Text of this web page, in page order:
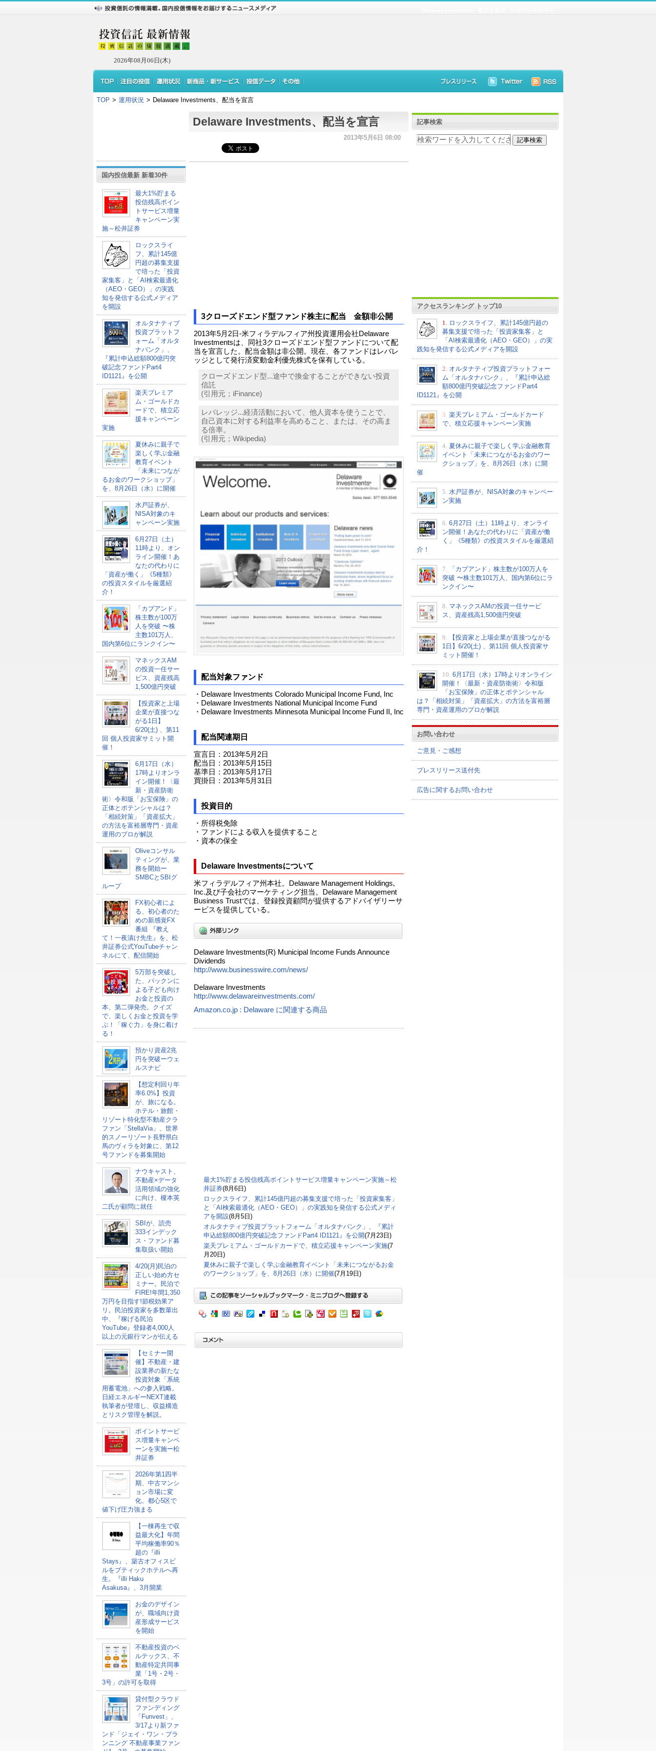
2026年08月06日(木)
TOP > 運用状況 > Delaware Investments、配当を宣言
国内投信最新 新着30件
最大1%貯まる
投信残高ポイン
トサービス増量
キャンペーン実
施～松井証券
ロックスライ
フ、累計145億
円超の募集支援
で培った「投資
家集客」と「AI検索最適化
（AEO・GEO）」の実践
知を発信する公式メディア
を開設
オルタナティブ
投資プラットフ
ォーム「オルタ
ナバンク」、
『累計申込総額800億円突
破記念ファンドPart4
ID1121』を公開
楽天プレミア
ム・ゴールドカ
ードで、積立応
援キャンペーン
実施
夏休みに親子で
楽しく学ぶ金融
教育イベント
「未来につなが
るお金のワークショップ」
を、8月26日（水）に開催
水戸証券が、
NISA対象のキ
ャンペーン実施
6月27日（土）
11時より、オン
ライン開催！あ
なたの代わりに
「資産が働く」《5種類》
の投資スタイルを厳選紹
介！
「カブアンド」
株主数が100万
人を突破 〜株
主数101万人、
国内第6位にランクイン〜
マネックスAM
の投資一任サー
ビス、資産残高
1,500億円突破
【投資家と上場
企業が直接つな
がる1日】
6/20(土) 、第11
回 個人投資家サミット開
催！
6月17日（水）
17時よりオンラ
イン開催！〈最
新・資産防衛
術〉令和版「お宝保険」の
正体とポテンシャルは？
「相続対策」「資産拡大」
の方法を富裕層専門・資産
運用のプロが解説
Oliveコンサル
ティングが、業
務を開始ー
SMBCとSBIグ
ループ
FX初心者によ
る、初心者のた
めの新感覚FX
番組 『教え
て！一夜漬け先生』を、松
井証券公式YouTubeチャン
ネルにて、配信開始
5万部を突破し
た、パックンに
よる子ども向け
お金と投資の
本、第二弾発売。クイズ
で、楽しくお金と投資を学
ぶ！「稼ぐ力」を身に着け
る！
預かり資産2兆
円を突破ーウェ
ルスナビ
【想定利回り年
率6.0%】投資
が、旅になる。
ホテル・旅館・
リゾート特化型不動産クラ
ファン「StellaVia」、世界
的スノーリゾート長野県白
馬のヴィラを対象に、第12
号ファンドを募集開始
ナウキャスト、
不動産×データ
活用領域の強化
に向け、榎本英
二氏が顧問に就任
SBIが、読売
333インデック
ス・ファンド募
集取扱い開始
4/20(月)民泊の
正しい始め方セ
ミナー。民泊で
FIRE!年間1,350
万円を目指す!節税効果ア
リ。民泊投資家を多数輩出
中、『稼げる民泊
YouTube』登録者4,000人
以上の元銀行マンが伝える
【セミナー開
催】不動産・建
設業界の新たな
投資対象「系統
用蓄電池」への参入戦略。
日経エネルギーNEXT連載
執筆者が登壇し、収益構造
とリスク管理を解説。
ポイントサービ
ス増量キャンペ
ーンを実施ー松
井証券
2026年第1四半
期、中古マンシ
ョン市場に変
化、都心5区で
値下げ圧力強まる
【一棟再生で収
益最大化】年間
平均稼働率90％
超の『illi
Stays』、築古オフィスビ
ルをブティックホテルへ再
生。『illi Haku
Asakusa』、3月開業
お金のデザイン
が、職域向け資
産形成サービス
を開始
不動産投資のベ
ルテックス、不
動産特定共同事
業「1号・2号・
3号」の許可を取得
貸付型クラウド
ファンディング
「Funvest」、
3/17より新ファ
ンド「ジェイ・ワン・プラ
ンニング 不動産事業ファン
Delaware Investments、配当を宣言
2013年5月6日 08:00
3クローズドエンド型ファンド株主に配当 金額非公開
2013年5月2日-米フィラデルフィア州投資運用会社Delaware
Investmentsは、同社3クローズドエンド型ファンドについて配
当を宣言した。配当金額は非公開。現在、各ファンドはレバレ
ッジとして発行済変動金利優先株式を保有している。
クローズドエンド型...途中で換金することができない投資
信託
(引用元；iFinance)
レバレッジ...経済活動において、他人資本を使うことで、
自己資本に対する利益率を高めること、または、その高ま
る倍率。
(引用元；Wikipedia)
配当対象ファンド
・Delaware Investments Colorado Municipal Income Fund, Inc
・Delaware Investments National Municipal Income Fund
・Delaware Investments Minnesota Municipal Income Fund II, Inc
配当関連期日
宣言日：2013年5月2日
配当日：2013年5月15日
基準日：2013年5月17日
買掛日：2013年5月31日
投資目的
・所得税免除
・ファンドによる収入を提供すること
・資本の保全
Delaware Investmentsについて
米フィラデルフィア州本社。Delaware Management Holdings,
Inc.及び子会社のマーケティング担当。Delaware Management
Business Trustでは、登録投資顧問が提供するアドバイザリーサ
ービスを提供している。
Delaware Investments(R) Municipal Income Funds Announce
Dividends
http://www.businesswire.com/news/
Delaware Investments
http://www.delawareinvestments.com/
Amazon.co.jp : Delaware に関連する商品
最大1%貯まる投信残高ポイントサービス増量キャンペーン実施～松
井証券(8月6日)
ロックスライフ、累計145億円超の募集支援で培った「投資家集客」
と「AI検索最適化（AEO・GEO）」の実践知を発信する公式メディ
アを開設(8月5日)
オルタナティブ投資プラットフォーム「オルタナバンク」、『累計
申込総額800億円突破記念ファンドPart4 ID1121』を公開(7月23日)
楽天プレミアム・ゴールドカードで、積立応援キャンペーン実施(7
月20日)
夏休みに親子で楽しく学ぶ金融教育イベント「未来につながるお金
のワークショップ」を、8月26日（水）に開催(7月19日)
記事検索
アクセスランキング トップ10
1.
ロックスライフ、累計145億円超の
募集支援で培った「投資家集客」と
「AI検索最適化（AEO・GEO）」の実
践知を発信する公式メディアを開設
2. オルタナティブ投資プラットフォー
ム「オルタナバンク」、『累計申込総
額800億円突破記念ファンドPart4
ID1121』を公開
3. 楽天プレミアム・ゴールドカード
で、積立応援キャンペーン実施
4. 夏休みに親子で楽しく学ぶ金融教育
イベント「未来につながるお金のワー
クショップ」を、8月26日（水）に開
催
5. 水戸証券が、NISA対象のキャンペー
ン実施
6. 6月27日（土）11時より、オンライ
ン開催！あなたの代わりに「資産が働
く」《5種類》の投資スタイルを厳選紹
介！
7.
「カブアンド」株主数が100万人を
突破 〜株主数101万人、国内第6位にラ
ンクイン〜
8. マネックスAMの投資一任サービ
ス、資産残高1,500億円突破
9.
【投資家と上場企業が直接つながる
1日】6/20(土) 、第11回 個人投資家サ
ミット開催！
10. 6月17日（水）17時よりオンライン
開催！〈最新・資産防衛術〉令和版
「お宝保険」の正体とポテンシャル
は？「相続対策」「資産拡大」の方法を富裕層
専門・資産運用のプロが解説
お問い合わせ
ご意見・ご感想
プレスリリース送付先
広告に関するお問い合わせ